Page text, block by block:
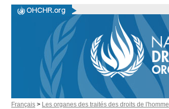
Français > Les organes des traités des droits de l'homme